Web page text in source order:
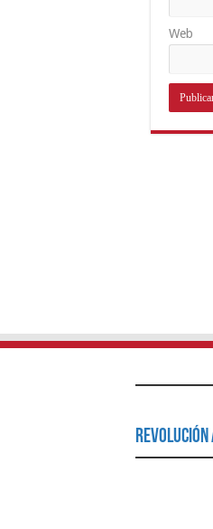
Web
Revolución